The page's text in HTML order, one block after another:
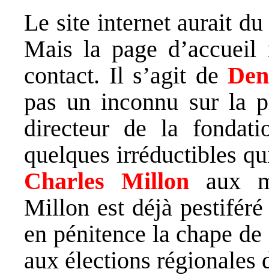
Le site internet aurait
Mais la page d’accueil
contact. Il s’agit de
pas un inconnu sur la
directeur de la
quelques irréductibles
Charles Millon aux
Millon est déjà
en pénitence la chape
aux élections régionales